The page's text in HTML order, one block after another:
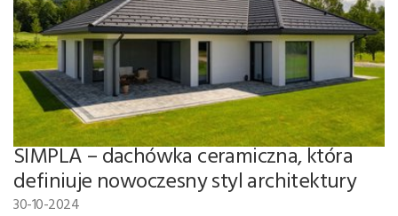
SIMPLA – dachówka ceramiczna, która
definiuje nowoczesny styl architektury
30-10-2024